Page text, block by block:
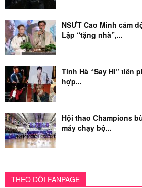
NSƯT Cao Minh cảm
Lập “tặng nhà”,...
Tinh Hà “Say Hi” tiên
hợp...
Hội thao Champions
máy chạy bộ...
THEO DÕI FANPAGE